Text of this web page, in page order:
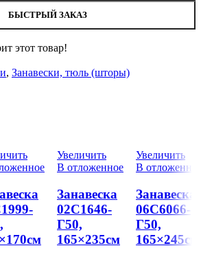
БЫСТРЫЙ ЗАКАЗ
этот товар!
, Занавески, тюль (шторы)
Увеличить
В отложенное
Занавеска
02С1646-
Г50,
165×235см
Увеличить
В
Занавеска
06С6066-
Г50,
165×245см